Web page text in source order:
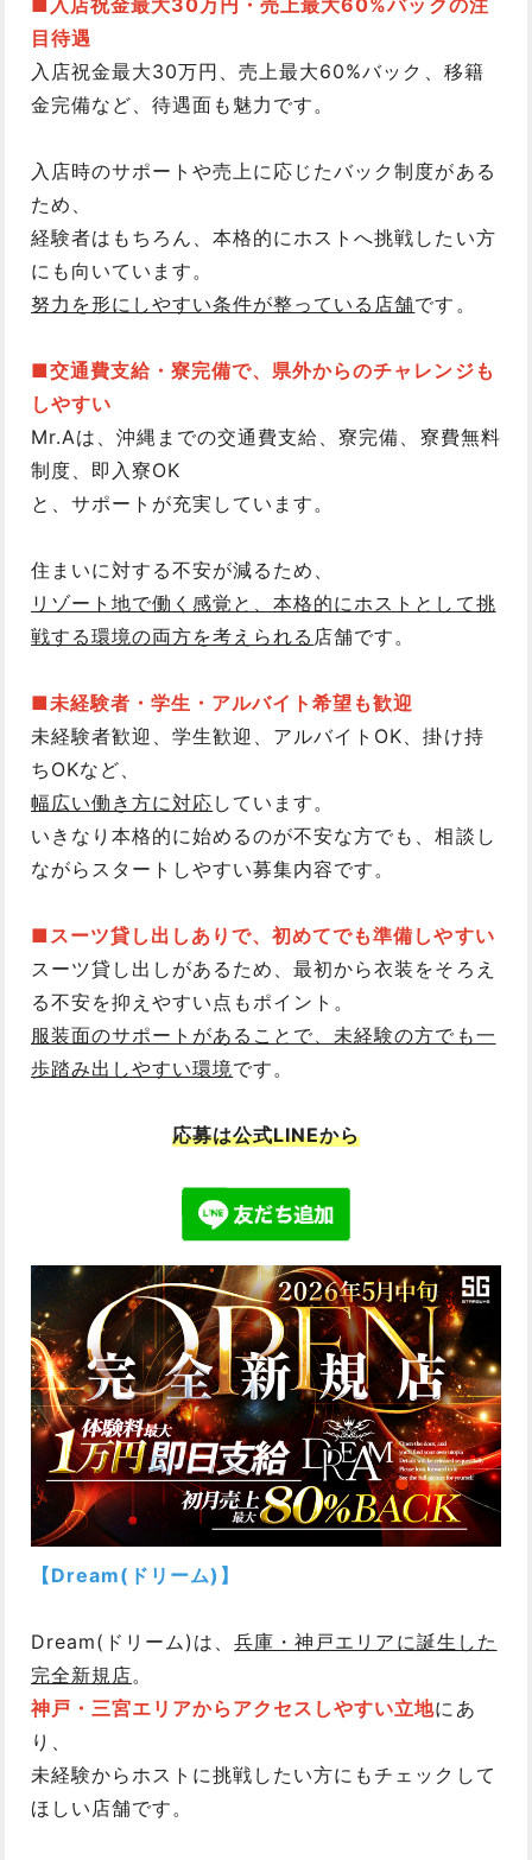
■入店祝金最大30万円・売上最大60%バックの注
目待遇
入店祝金最大30万円、売上最大60%バック、移籍
金完備など、待遇面も魅力です。
入店時のサポートや売上に応じたバック制度がある
ため、
経験者はもちろん、本格的にホストへ挑戦したい方
にも向いています。
努力を形にしやすい条件が整っている店舗です。
■交通費支給・寮完備で、県外からのチャレンジも
しやすい
Mr.Aは、沖縄までの交通費支給、寮完備、寮費無料
制度、即入寮OK
と、サポートが充実しています。
住まいに対する不安が減るため、
リゾート地で働く感覚と、本格的にホストとして挑
戦する環境の両方を考えられる 店舗です。
■未経験者・学生・アルバイト希望も歓迎
未経験者歓迎、学生歓迎、アルバイトOK、掛け持
ちOKなど、
幅広い働き方に対応 しています。
いきなり本格的に始めるのが不安な方でも、相談し
ながらスタートしやすい募集内容です。
■スーツ貸し出しありで、初めてでも準備しやすい
スーツ貸し出しがあるため、最初から衣装をそろえ
る不安を抑えやすい点もポイント。
服装面のサポートがあることで、未経験の方でも一
歩踏み出しやすい環境です。
応募は公式LINEから
【Dream(ドリーム)】
Dream(ドリーム)は、兵庫・神戸エリアに誕生した
完全新規店。
神戸・三宮エリアからアクセスしやすい立地にあ
り、
未経験からホストに挑戦したい方にもチェックして
ほしい店舗です。